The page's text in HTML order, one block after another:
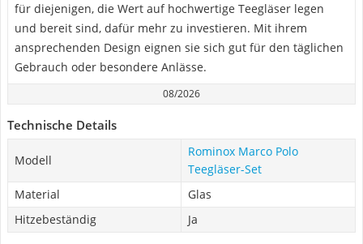
für diejenigen, die Wert auf hochwertige Teegläser legen
und bereit sind, dafür mehr zu investieren. Mit ihrem
ansprechenden Design eignen sie sich gut für den täglichen
Gebrauch oder besondere Anlässe.
08/2026
Technische Details
Modell
Rominox Marco Polo
Teegläser-Set
Material
Glas
Hitzebeständig
Ja